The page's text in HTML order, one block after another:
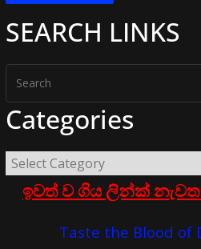
SEARCH LINKS
Categories
ඉවත් ව ගිය ලින්ක්
Taste the Blood of